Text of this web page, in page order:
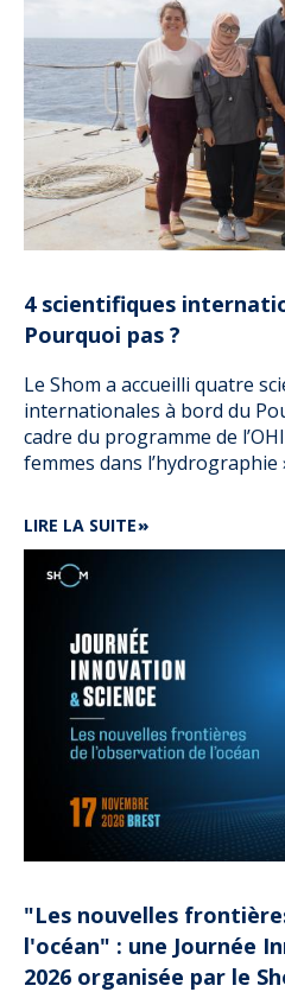
4 scientifiques
Pourquoi pas ?
Le Shom a accueilli quatre
internationales à bord du
cadre du programme de
femmes dans l’hydrographie
LIRE LA SUITEDE
4
BORD
DU
POURQUOI
PAS
?
"Les nouvelles
l'océan" : une Journée
2026 organisée par le